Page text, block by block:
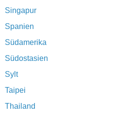
Singapur
Spanien
Südamerika
Südostasien
Sylt
Taipei
Thailand